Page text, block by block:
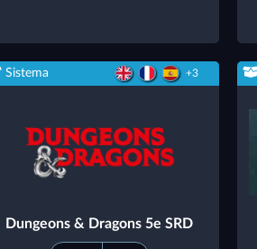
Sistema +3
Dungeons & Dragons 5e SRD